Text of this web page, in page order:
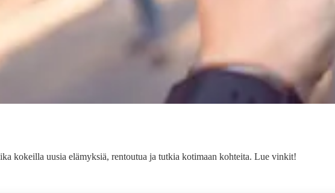
kokeilla uusia elämyksiä, rentoutua ja tutkia kotimaan kohteita. Lue vinkit!